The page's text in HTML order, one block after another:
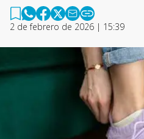
2 de febrero de 2026 | 15:39